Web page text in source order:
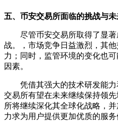
五、币安交易所面临的挑战与
尽管币安交易所取得了显
战。，市场竞争日益激烈，其
力；同时，监管环境的变化也
因素。
凭借其强大的技术研发能
交易所有望在未来继续保持领
所将继续深化其全球化战略，
力求为用户提供更加优质的服务